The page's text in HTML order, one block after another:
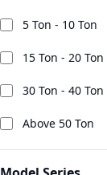
5 Ton - 10 Ton
15 Ton - 20 Ton
30 Ton - 40 Ton
Above 50 Ton